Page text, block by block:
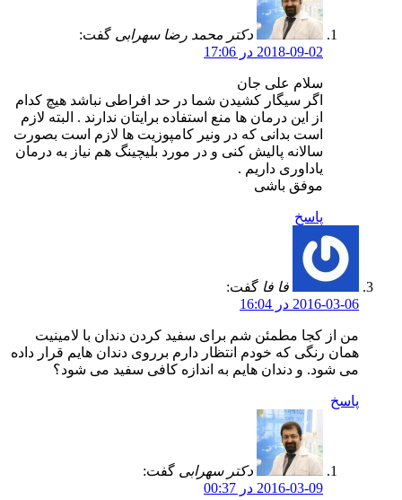
دکتر محمد رضا سهرابی گفت:
2018-09-02 در 17:06
سلام علی جان
اگر سیگار کشیدن شما در حد افراطی نباشد هیچ کدام
از این درمان ها منع استفاده برایتان ندارند . البته لازم
است بدانی که در ونیر کامپوزیت ها لازم است بصورت
سالانه پالیش کنی و در مورد بلیچینگ هم نیاز به درمان
یاداوری داریم .
موفق باشی
پاسخ
فا فا گفت:
2016-03-06 در 16:04
من از کجا مطمئن شم برای سفید کردن دندان با لامینیت
همان رنگی که خودم انتظار دارم برروی دندان هایم قرار داده
می شود. و دندان هایم به اندازه کافی سفید می شود؟
پاسخ
دکتر سهرابی گفت:
2016-03-09 در 00:37